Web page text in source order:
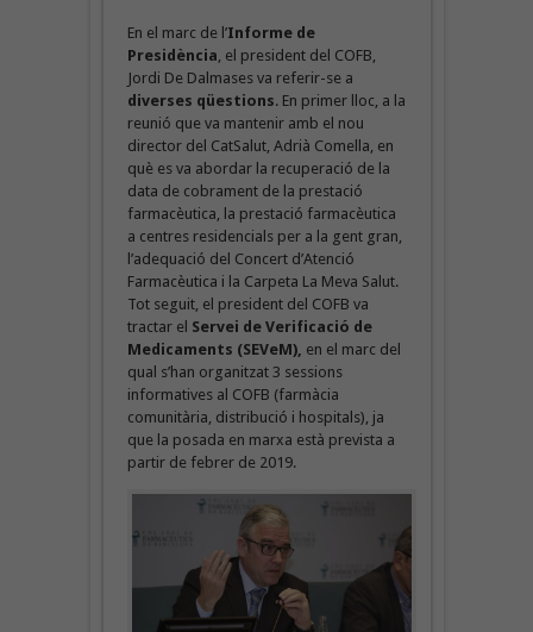
En el marc de l’Informe de
Presidència , el president del COFB,
Jordi De Dalmases va referir-se a
diverses qüestions. En primer lloc, a la
reunió que va mantenir amb el nou
director del CatSalut, Adrià Comella, en
què es va abordar la recuperació de la
data de cobrament de la prestació
farmacèutica, la prestació farmacèutica
a centres residencials per a la gent gran,
l’adequació del Concert d’Atenció
Farmacèutica i la Carpeta La Meva Salut.
Tot seguit, el president del COFB va
tractar el Servei de Verificació de
Medicaments (SEVeM), en el marc del
qual s’han organitzat 3 sessions
informatives al COFB (farmàcia
comunitària, distribució i hospitals), ja
que la posada en marxa està prevista a
partir de febrer de 2019.